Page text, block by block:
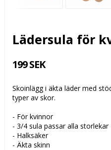
Lädersula för
199 SEK
Skoinlägg i äkta läder med
typer av skor.
- För kvinnor
- 3/4 sula passar alla storlekar
- Halksäker
- Äkta skinn